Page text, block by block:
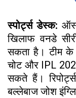
स्पोर्ट्स डेस्क:
खिलाफ वनडे
सकता है। टीम के
चोट और IPL
सकते हैं।
बल्लेबाज जोश